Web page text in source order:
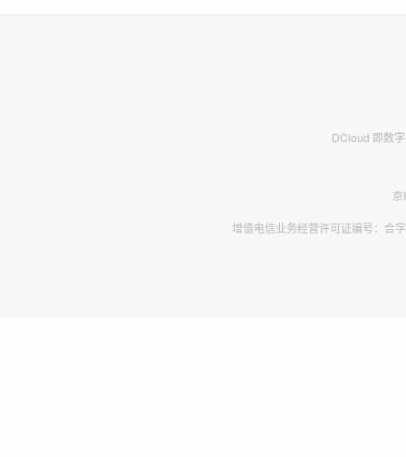
DCloud 即数
增值电信业务经营许可证编号：合